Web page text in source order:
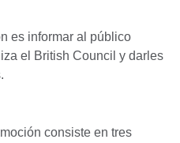
es informar al público
el British Council y darles
consiste en tres